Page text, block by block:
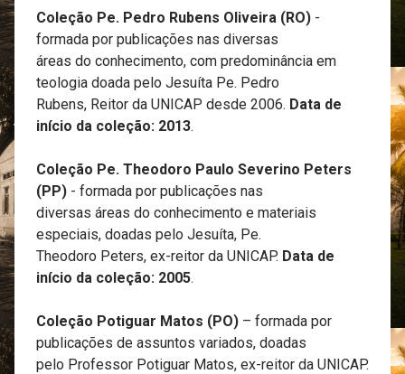
Coleção Pe. Pedro Rubens Oliveira (RO) -
formada por publicações nas diversas
áreas do conhecimento, com predominância em
teologia doada pelo Jesuíta Pe. Pedro
Rubens, Reitor da UNICAP desde 2006. Data de
início da coleção: 2013.
Coleção Pe. Theodoro Paulo Severino Peters
(PP) - formada por publicações nas
diversas áreas do conhecimento e materiais
especiais, doadas pelo Jesuíta, Pe.
Theodoro Peters, ex-reitor da UNICAP. Data de
início da coleção: 2005.
Coleção Potiguar Matos (PO) – formada por
publicações de assuntos variados, doadas
pelo Professor Potiguar Matos, ex-reitor da UNICAP.